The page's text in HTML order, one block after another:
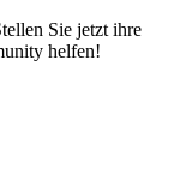
Sie jetzt ihre
helfen!